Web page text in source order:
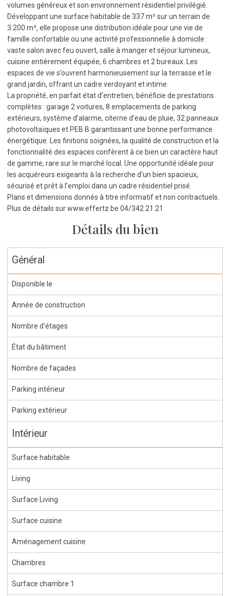
volumes généreux et son environnement résidentiel privilégié.
Développant une surface habitable de 337 m² sur un terrain de
3.200 m², elle propose une distribution idéale pour une vie de
famille confortable ou une activité professionnelle à domicile :
vaste salon avec feu ouvert, salle à manger et séjour lumineux,
cuisine entièrement équipée, 6 chambres et 2 bureaux. Les
espaces de vie s’ouvrent harmonieusement sur la terrasse et le
grand jardin, offrant un cadre verdoyant et intime.
La propriété, en parfait état d’entretien, bénéficie de prestations
complètes : garage 2 voitures, 8 emplacements de parking
extérieurs, système d’alarme, citerne d’eau de pluie, 32 panneaux
photovoltaïques et PEB B garantissant une bonne performance
énergétique. Les finitions soignées, la qualité de construction et la
fonctionnalité des espaces confèrent à ce bien un caractère haut
de gamme, rare sur le marché local. Une opportunité idéale pour
les acquéreurs exigeants à la recherche d’un bien spacieux,
sécurisé et prêt à l’emploi dans un cadre résidentiel prisé.
Plans et dimensions donnés à titre informatif et non contractuels.
Plus de détails sur www.effertz.be 04/342 21 21
Détails du bien
Général
Disponible le
Année de construction
Nombre d'étages
État du bâtiment
Nombre de façades
Parking intérieur
Parking extérieur
Intérieur
Surface habitable
Living
Surface Living
Surface cuisine
Aménagement cuisine
Chambres
Surface chambre 1